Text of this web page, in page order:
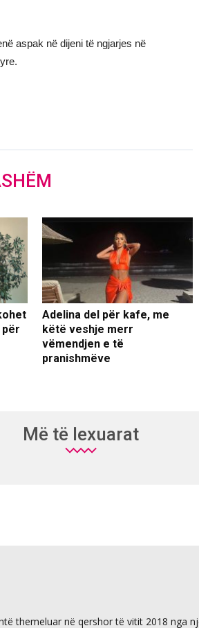
aspak në dijeni të ngjarjes në
për
Adelina del për kafe, me
këtë veshje merr
vëmendjen e të
pranishmëve
Më të lexuarat
themeluar në qershor të vitit 2018 nga